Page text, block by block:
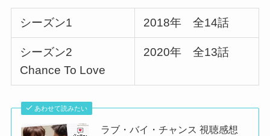
シーズン1 2018年 全14話
シーズン2
Chance To Love
2020年 全13話
あわせて読みたい
ラブ・バイ・チャンス 視聴感想